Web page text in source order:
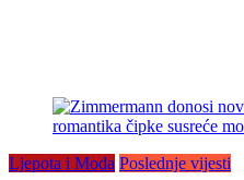
Ljepota i Moda Poslednje vijesti